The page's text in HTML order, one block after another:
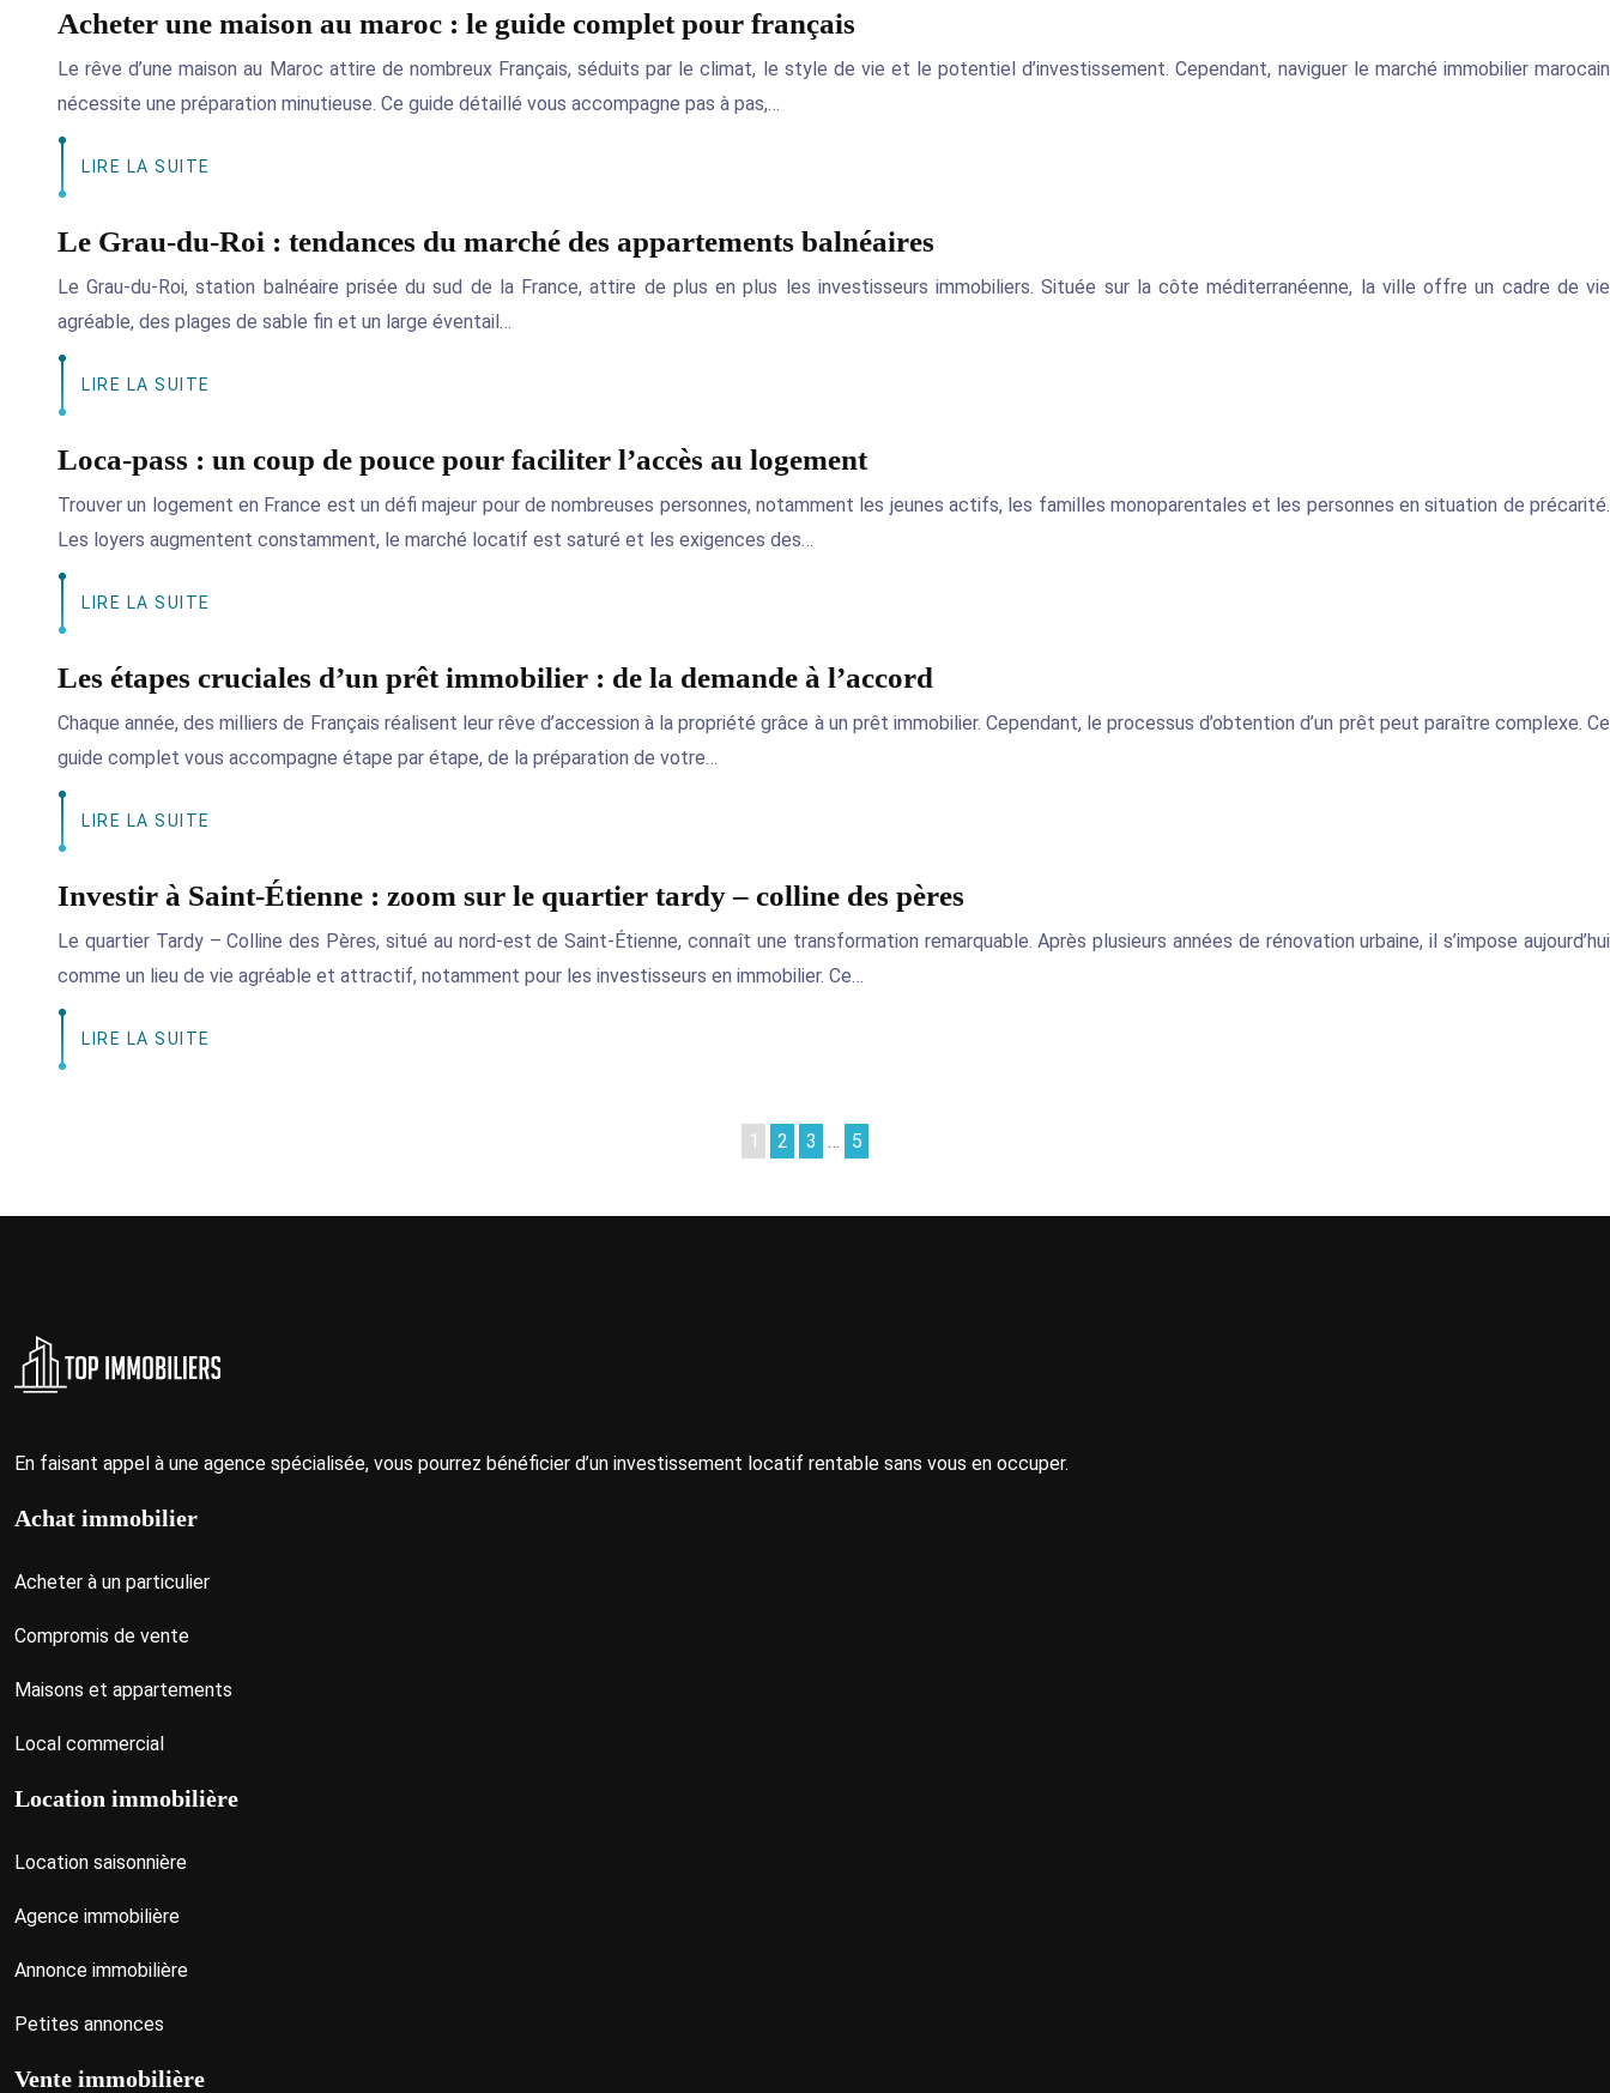
Acheter une maison au maroc : le guide complet pour français
Le rêve d’une maison au Maroc attire de nombreux Français, séduits par le climat, le style de vie et le potentiel d’investissement. Cependant, naviguer le marché immobilier marocain
nécessite une préparation minutieuse. Ce guide détaillé vous accompagne pas à pas,…
LIRE LA SUITE
Le Grau-du-Roi : tendances du marché des appartements balnéaires
Le Grau-du-Roi, station balnéaire prisée du sud de la France, attire de plus en plus les investisseurs immobiliers. Située sur la côte méditerranéenne, la ville offre un cadre de vie
agréable, des plages de sable fin et un large éventail…
LIRE LA SUITE
Loca-pass : un coup de pouce pour faciliter l’accès au logement
Trouver un logement en France est un défi majeur pour de nombreuses personnes, notamment les jeunes actifs, les familles monoparentales et les personnes en situation de précarité.
Les loyers augmentent constamment, le marché locatif est saturé et les exigences des…
LIRE LA SUITE
Les étapes cruciales d’un prêt immobilier : de la demande à l’accord
Chaque année, des milliers de Français réalisent leur rêve d’accession à la propriété grâce à un prêt immobilier. Cependant, le processus d’obtention d’un prêt peut paraître complexe. Ce
guide complet vous accompagne étape par étape, de la préparation de votre…
LIRE LA SUITE
Investir à Saint-Étienne : zoom sur le quartier tardy – colline des pères
Le quartier Tardy – Colline des Pères, situé au nord-est de Saint-Étienne, connaît une transformation remarquable. Après plusieurs années de rénovation urbaine, il s’impose aujourd’hui
comme un lieu de vie agréable et attractif, notamment pour les investisseurs en immobilier. Ce…
LIRE LA SUITE
1 2 3 … 5
En faisant appel à une agence spécialisée, vous pourrez bénéficier d’un investissement locatif rentable sans vous en occuper.
Achat immobilier
Acheter à un particulier
Compromis de vente
Maisons et appartements
Local commercial
Location immobilière
Location saisonnière
Agence immobilière
Annonce immobilière
Petites annonces
Vente immobilière